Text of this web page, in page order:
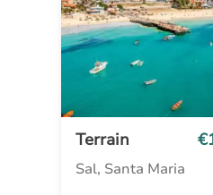
Terrain
Sal, Santa Maria